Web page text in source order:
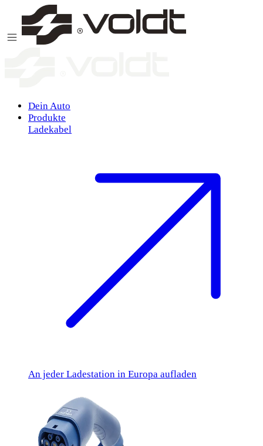
Zum Inhalt springen
Dein Auto
Produkte
Ladekabel
An jeder Ladestation in Europa aufladen